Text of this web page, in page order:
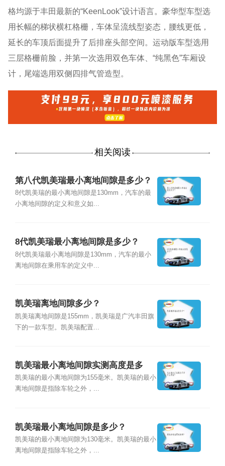
格均源于丰田最新的“KeenLook”设计语言。豪华型车型选
用长幅的梯状横杠格栅，车体呈流线型姿态，腰线更低，
延长的车顶后面提升了后排座头部空间。运动版车型选用
三层格栅前脸，并第一次选用双色车体、“纯黑色”车厢设
计，尾端选用双侧四排气管造型。
相关阅读
第八代凯美瑞最小离地间隙是多少？
8代凯美瑞的最小离地间隙是130mm，汽车的最
小离地间隙的定义和意义如...
8代凯美瑞最小离地间隙是多少？
8代凯美瑞最小离地间隙是130mm，汽车的最小
离地间隙在乘用车的定义中...
凯美瑞离地间隙多少？
凯美瑞离地间隙是155mm，凯美瑞是广汽丰田旗
下的一款车型。凯美瑞配置...
凯美瑞最小离地间隙实测高度是多
少？
凯美瑞的最小离地间隙为155毫米。凯美瑞的最小
离地间隙是指除车轮之外，...
凯美瑞最小离地间隙是多少？
凯美瑞的最小离地间隙为130毫米。凯美瑞的最小
离地间隙是指除车轮之外，...